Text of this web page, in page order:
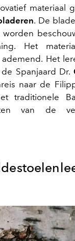
materiaal
. De
worden
Het
Het
Spanjaard Dr.
naar de
traditionele
van de